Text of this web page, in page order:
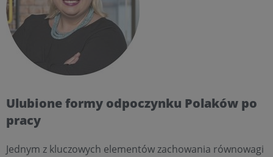
Ulubione formy odpoczynku Polaków po
pracy
Jednym z kluczowych elementów zachowania równowagi